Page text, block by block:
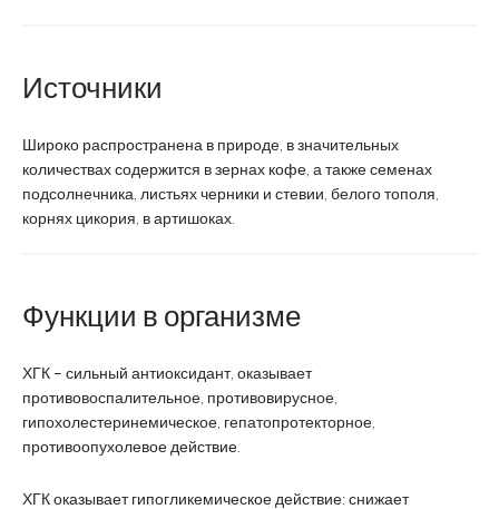
Источники
Широко распространена в природе, в значительных
количествах содержится в зернах кофе, а также семенах
подсолнечника, листьях черники и стевии, белого тополя,
корнях цикория, в артишоках.
Функции в организме
ХГК – сильный антиоксидант, оказывает
противовоспалительное, противовирусное,
гипохолестеринемическое, гепатопротекторное,
противоопухолевое действие.
ХГК оказывает гипогликемическое действие: снижает